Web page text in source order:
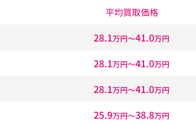
平均買取価格
28.1万円〜41.0万円
28.1万円〜41.0万円
28.1万円〜41.0万円
25.9万円〜38.8万円